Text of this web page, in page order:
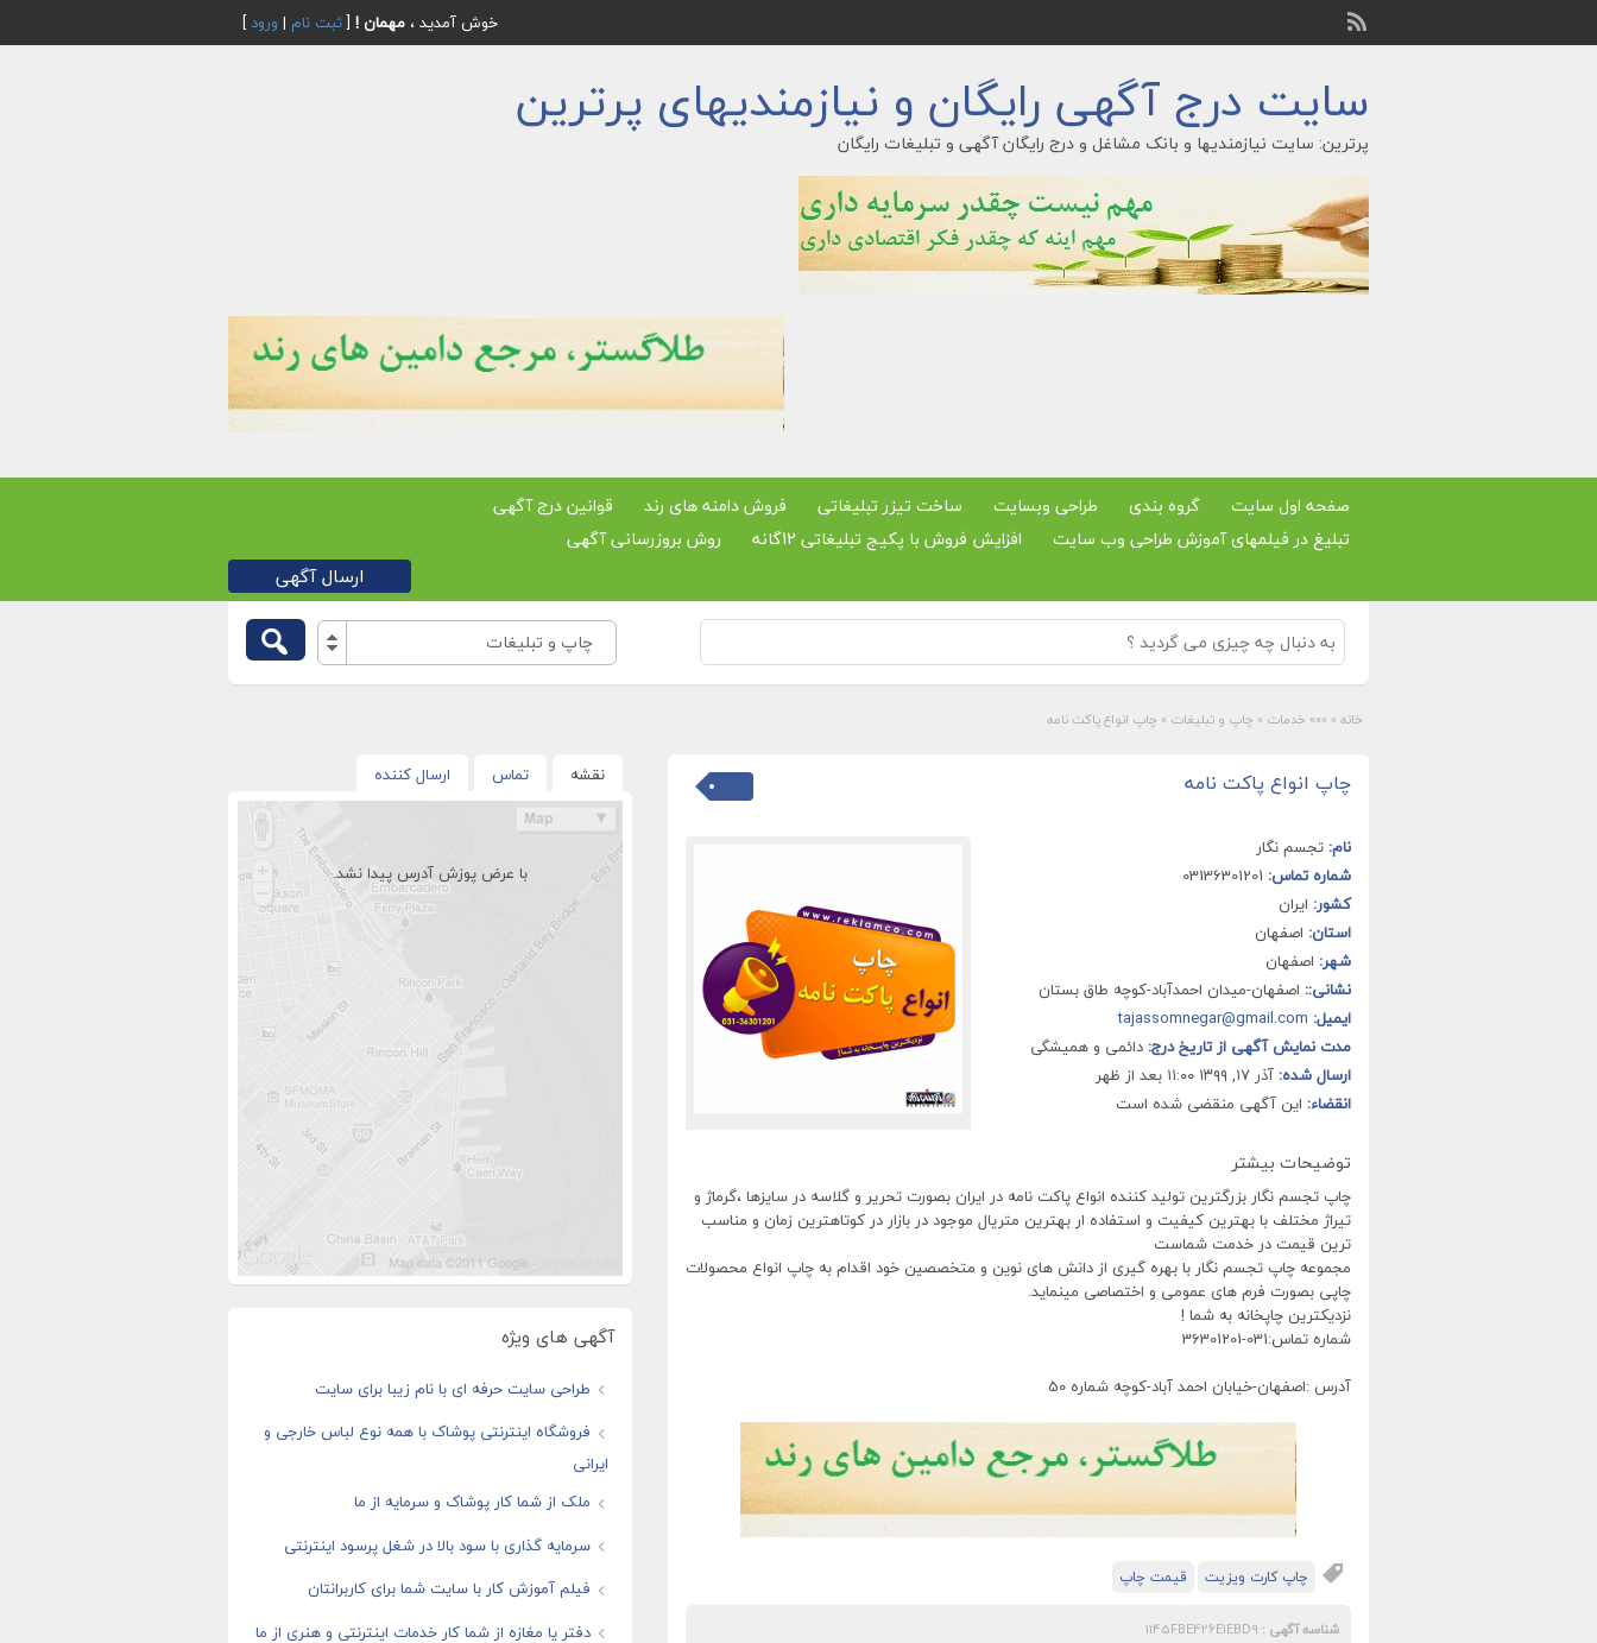
خوش آمدید ، مهمان ! [ثبت نام | ورود]
سایت درج آگهی رایگان و نیازمندیهای پرترین
پرترین: سایت نیازمندیها و بانک مشاغل و درج رایگان آگهی و تبلیغات رایگان
صفحه اول سایت گروه بندی طراحی وبسایت ساخت تیزر تبلیغاتی فروش دامنه های رند
قوانین درج آگهی
تبلیغ در فیلمهای آموزش طراحی وب سایت
افزایش فروش با پکیج تبلیغاتی 12گانه روش بروزرسانی آگهی
ارسال آگهی
چاپ و تبلیغات
خانه » »»» خدمات » چاپ و تبلیغات » چاپ انواع پاکت نامه
چاپ انواع پاکت نامه
نام: تجسم نگار
شماره تماس:
کشور: ایران
استان: اصفهان
شهر: اصفهان
نشانی:: اصفهان-میدان احمدآباد-کوچه طاق بستان
ایمیل: tajassomnegar@gmail.com
مدت نمایش آگهی از تاریخ درج: دائمی و همیشگی
ارسال شده: آذر ۱۷, ۱۳۹۹ ۱۱:۰۰ بعد از ظهر
انقضاء: این آگهی منقضی شده است
توضیحات بیشتر
چاپ تجسم نگار بزرگترین تولید کننده انواع پاکت نامه در ایران بصورت تحریر و گلاسه در سایزها ،گرماژ و
تیراژ مختلف با بهترین کیفیت و استفاده ار بهترین متریال موجود در بازار در کوتاهترین زمان و مناسب
ترین قیمت در خدمت شماست
مجموعه چاپ تجسم نگار با بهره گیری از دانش های نوین و متخصصین خود اقدام به چاپ انواع محصولات
چاپی بصورت فرم های عمومی و اختصاصی مینماید.
نزدیکترین چاپخانه به شما !
شماره تماس:031-36301201
آدرس :اصفهان-خیابان احمد آباد-کوچه شماره 50
چاپ کارت ویزیت قیمت چاپ
شناسه آگهی :
نقشه تماس ارسال کننده
با عرض پوزش آدرس پیدا نشد.
آگهی های ویژه
طراحی سایت حرفه ای با نام زیبا برای سایت
فروشگاه اینترنتی پوشاک با همه نوع لباس خارجی و
ایرانی
ملک از شما کار پوشاک و سرمایه از ما
سرمایه گذاری با سود بالا در شغل پرسود اینترنتی
فیلم آموزش کار با سایت شما برای کاربرانتان
دفتر یا مغازه از شما کار خدمات اینترنتی و هنری از ما